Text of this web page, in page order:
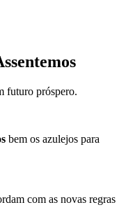
futuro próspero.
bem os azulejos para
com as novas regras